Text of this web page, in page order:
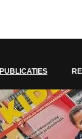
PUBLICATIES